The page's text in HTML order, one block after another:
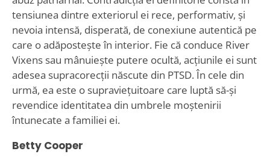
tensiunea dintre exteriorul ei rece, performativ, și
nevoia intensă, disperată, de conexiune autentică pe
care o adăpostește în interior. Fie că conduce River
Vixens sau mânuiește putere ocultă, acțiunile ei sunt
adesea supracorecții născute din PTSD. În cele din
urmă, ea este o supraviețuitoare care luptă să-și
revendice identitatea din umbrele moștenirii
întunecate a familiei ei.
Betty Cooper